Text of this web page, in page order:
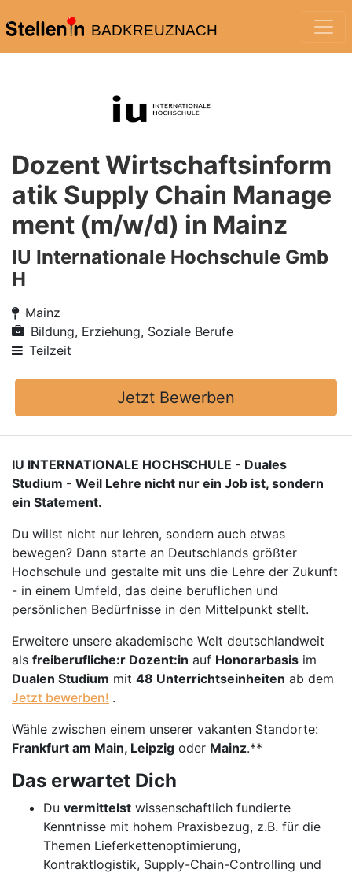
BADKREUZNACH
Dozent Wirtschaftsinform
atik Supply Chain Manage
ment (m/w/d) in Mainz
IU Internationale Hochschule Gmb
H
Mainz
Bildung, Erziehung, Soziale Berufe
Teilzeit
Jetzt Bewerben
IU INTERNATIONALE HOCHSCHULE - Duales
Studium - Weil Lehre nicht nur ein Job ist, sondern
ein Statement.
Du willst nicht nur lehren, sondern auch etwas
bewegen? Dann starte an Deutschlands größter
Hochschule und gestalte mit uns die Lehre der Zukunft
- in einem Umfeld, das deine beruflichen und
persönlichen Bedürfnisse in den Mittelpunkt stellt.
Erweitere unsere akademische Welt deutschlandweit
als freiberufliche:r Dozent:in auf Honorarbasis im
Dualen Studium mit 48 Unterrichtseinheiten ab dem
Jetzt bewerben! .
Wähle zwischen einem unserer vakanten Standorte:
Frankfurt am Main, Leipzig oder Mainz.**
Das erwartet Dich
Du vermittelst wissenschaftlich fundierte
Kenntnisse mit hohem Praxisbezug, z.B. für die
Themen Lieferkettenoptimierung,
Kontraktlogistik, Supply-Chain-Controlling und